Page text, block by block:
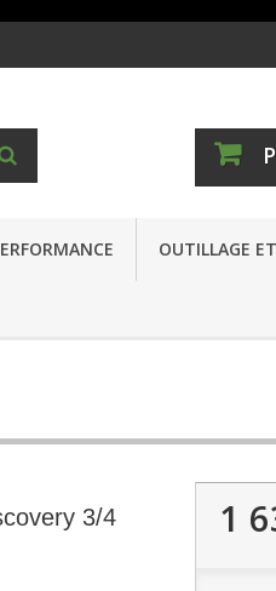
OUTILLAGE
3/4
1